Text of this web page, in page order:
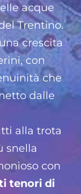
acque
Trentino.
crescita
con
che
dalle
alla trota
snella
con
tenori di